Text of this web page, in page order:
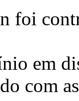
foi
em
com